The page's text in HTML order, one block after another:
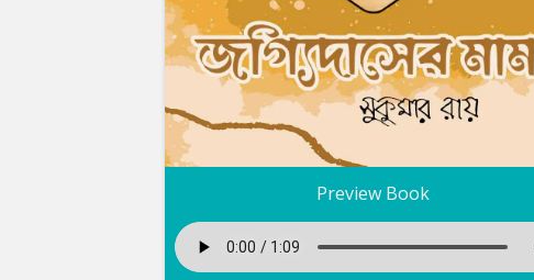
Preview Book